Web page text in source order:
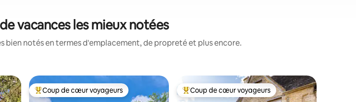
vacances les mieux notées
bien notés en termes d'emplacement, de propreté et plus encore.
Coups de cœur voyageurs les plus appréciés
Coup de cœur voyageurs Coups de cœur voyageurs les plus appréciés
Coup de cœur voyageurs